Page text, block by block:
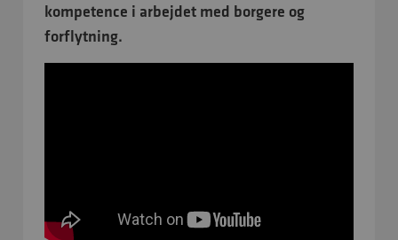
kompetence i arbejdet med borgere og
forflytning.